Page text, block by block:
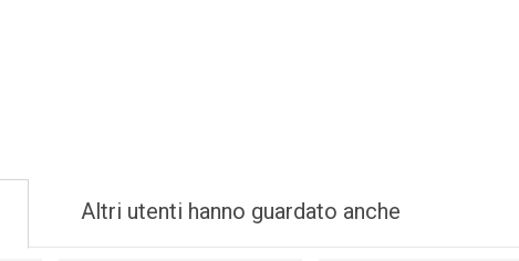
Altri utenti hanno guardato anche